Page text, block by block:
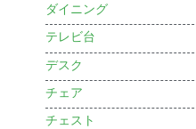
ダイニング
テレビ台
デスク
チェア
チェスト